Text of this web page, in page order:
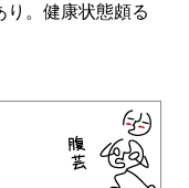
り。健康状態頗る